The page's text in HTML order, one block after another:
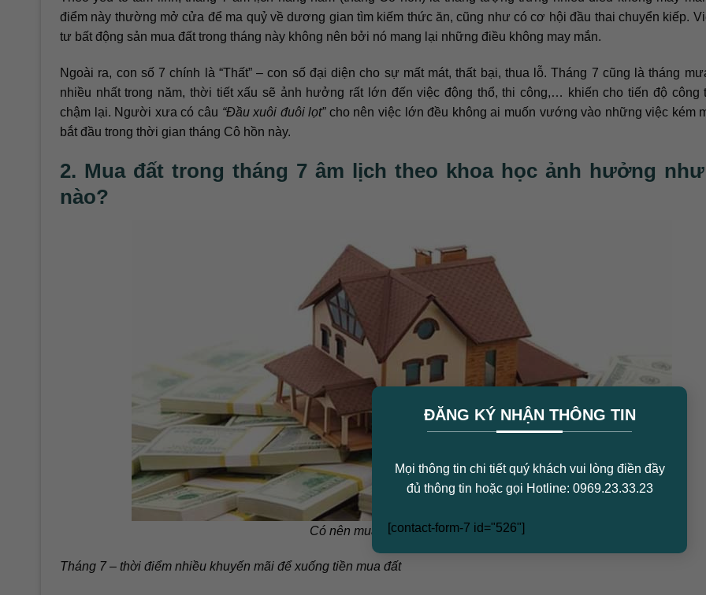
ĐĂNG KÝ NHẬN THÔNG TIN
Mọi thông tin chi tiết quý khách vui lòng điền đầy
đủ thông tin hoặc gọi Hotline: 0969.23.33.23
[contact-form-7 id="526"]
điểm này thường mở cửa để ma quỷ về dương gian tìm kiếm thức ăn, cũng như có cơ hội đầu thai chuyển kiếp.
tư bất động sản mua đất trong tháng này không nên bởi nó mang lại những điều không may mắn.
Ngoài ra, con số 7 chính là “Thất” – con số đại diện cho sự mất mát, thất bại, thua lỗ. Tháng 7 cũng là tháng
nhiều nhất trong năm, thời tiết xấu sẽ ảnh hưởng rất lớn đến việc động thổ, thi công,… khiến cho tiến độ công
chậm lại. Người xưa có câu “Đầu xuôi đuôi lọt”cho nên việc lớn đều không ai muốn vướng vào những việc kém
bắt đầu trong thời gian tháng Cô hồn này.
2. Mua đất trong tháng 7 âm lịch theo khoa học ảnh hưởng
nào?
Có nên mua đất tháng 7 âm lịch?
Tháng 7 – thời điểm nhiều khuyến mãi để xuống tiền mua đất